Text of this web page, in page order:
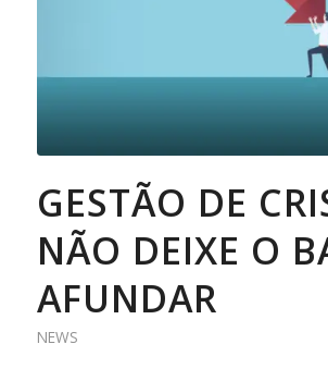
GESTÃO DE
NÃO DEIXE O
AFUNDAR
NEWS